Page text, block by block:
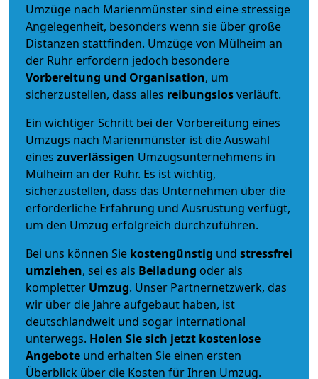
Umzüge nach Marienmünster sind eine stressige
Angelegenheit, besonders wenn sie über große
Distanzen stattfinden. Umzüge von Mülheim an
der Ruhr erfordern jedoch besondere
Vorbereitung und Organisation, um
sicherzustellen, dass alles reibungslosverläuft.
Ein wichtiger Schritt bei der Vorbereitung eines
Umzugs nach Marienmünster ist die Auswahl
eines zuverlässigen Umzugsunternehmens in
Mülheim an der Ruhr. Es ist wichtig,
sicherzustellen, dass das Unternehmen über die
erforderliche Erfahrung und Ausrüstung verfügt,
um den Umzug erfolgreich durchzuführen.
Bei uns können Sie kostengünstig und stressfrei
umziehen, sei es als Beiladung oder als
kompletter Umzug. Unser Partnernetzwerk, das
wir über die Jahre aufgebaut haben, ist
deutschlandweit und sogar international
unterwegs. Holen Sie sich jetzt kostenlose
Angebote und erhalten Sie einen ersten
Überblick über die Kosten für Ihren Umzug.